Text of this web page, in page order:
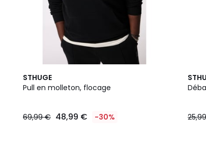
STHUGE
Pull en molleton, flocage
69,99 € 48,99 € -30%